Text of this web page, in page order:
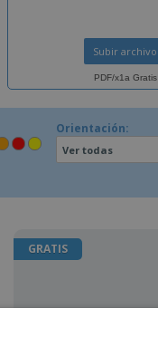
Subir archivo
PDF/x1a Gratis
Orientación:
Ver todas
GRATIS